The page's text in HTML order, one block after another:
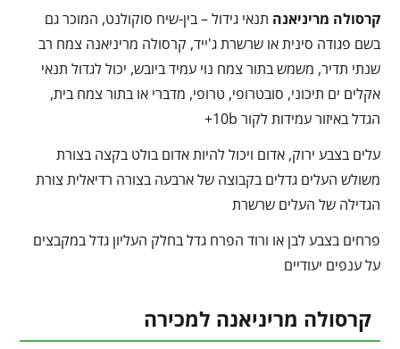
קרסולה מריניאנה תנאי גידול – בין-שיח סוקולנט, המוכר גם
בשם פגודה סינית או שרשרת ג'ייד, קרסולה מריניאנה צמח רב
שנתי תדיר, משמש בתור צמח נוי עמיד ביובש, יכול לגדול תנאי
אקלים ים תיכוני, סובטרופי, טרופי, מדברי או בתור צמח בית,
הגדל באיזור עמידות לקור 10b+
עלים בצבע ירוק, אדום ויכול להיות אדום בולט בקצה בצורת
משולש העלים גדלים בקבוצה של ארבעה בצורה רדיאלית צורת
הגדילה של העלים שרשרת
פרחים בצבע לבן או ורוד הפרח גדל בחלק העליון גדל במקבצים
על ענפים יעודיים
קרסולה מריניאנה למכירה